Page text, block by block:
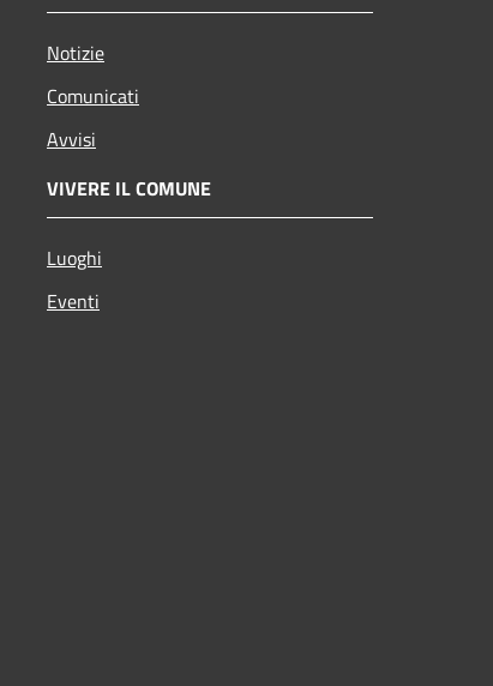
Notizie
Comunicati
Avvisi
VIVERE IL COMUNE
Luoghi
Eventi